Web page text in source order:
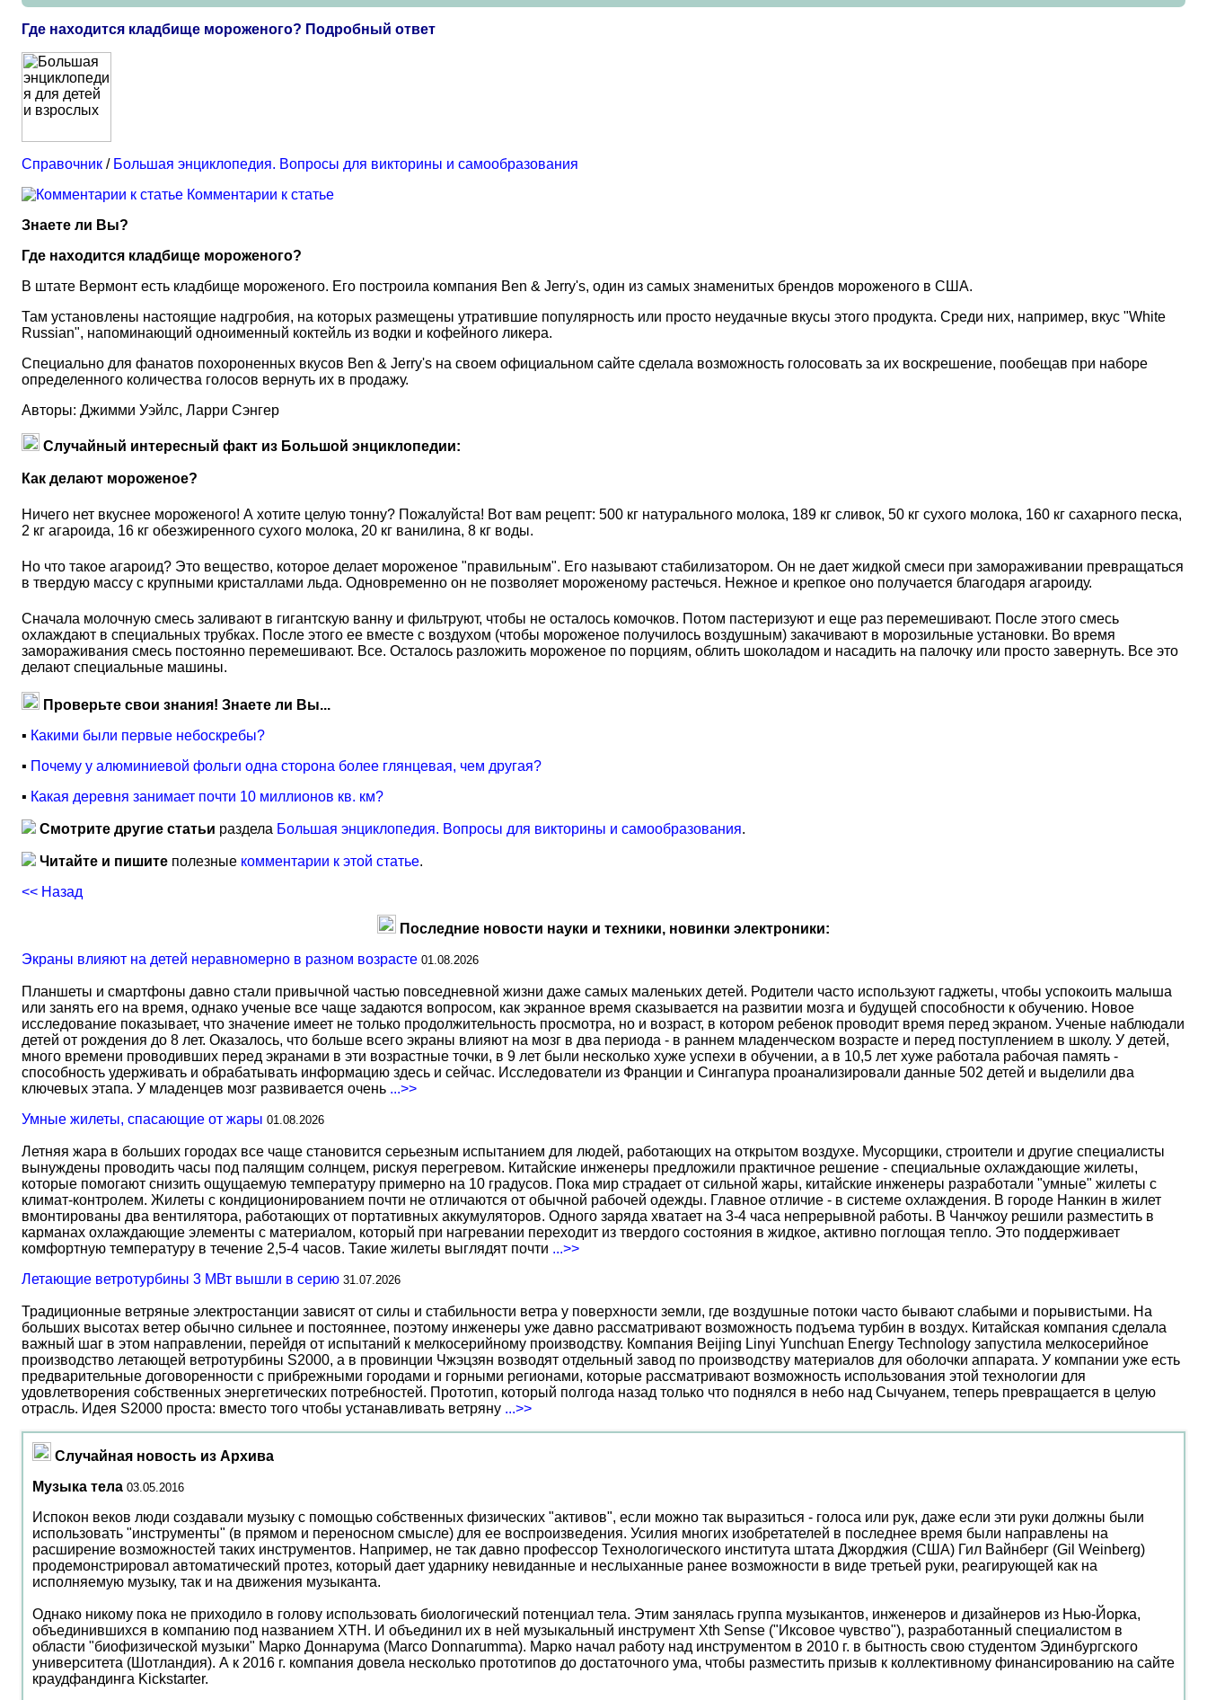
Где находится кладбище мороженого? Подробный ответ
Справочник / Большая энциклопедия. Вопросы для викторины и самообразования
Комментарии к статье
Знаете ли Вы?
Где находится кладбище мороженого?
В штате Вермонт есть кладбище мороженого. Его построила компания Ben & Jerry's, один из самых знаменитых брендов мороженого в США.
Там установлены настоящие надгробия, на которых размещены утратившие популярность или просто неудачные вкусы этого продукта. Среди них, например, вкус "White
Russian", напоминающий одноименный коктейль из водки и кофейного ликера.
Специально для фанатов похороненных вкусов Ben & Jerry's на своем официальном сайте сделала возможность голосовать за их воскрешение, пообещав при наборе
определенного количества голосов вернуть их в продажу.
Авторы: Джимми Уэйлс, Ларри Сэнгер
Случайный интересный факт из Большой энциклопедии:
Как делают мороженое?
Ничего нет вкуснее мороженого! А хотите целую тонну? Пожалуйста! Вот вам рецепт: 500 кг натурального молока, 189 кг сливок, 50 кг сухого молока, 160 кг сахарного песка,
2 кг агароида, 16 кг обезжиренного сухого молока, 20 кг ванилина, 8 кг воды.
Но что такое агароид? Это вещество, которое делает мороженое "правильным". Его называют стабилизатором. Он не дает жидкой смеси при замораживании превращаться
в твердую массу с крупными кристаллами льда. Одновременно он не позволяет мороженому растечься. Нежное и крепкое оно получается благодаря агароиду.
Сначала молочную смесь заливают в гигантскую ванну и фильтруют, чтобы не осталось комочков. Потом пастеризуют и еще раз перемешивают. После этого смесь
охлаждают в специальных трубках. После этого ее вместе с воздухом (чтобы мороженое получилось воздушным) закачивают в морозильные установки. Во время
замораживания смесь постоянно перемешивают. Все. Осталось разложить мороженое по порциям, облить шоколадом и насадить на палочку или просто завернуть. Все это
делают специальные машины.
Проверьте свои знания! Знаете ли Вы...
▪ Какими были первые небоскребы?
▪ Почему у алюминиевой фольги одна сторона более глянцевая, чем другая?
▪ Какая деревня занимает почти 10 миллионов кв. км?
Смотрите другие статьи раздела Большая энциклопедия. Вопросы для викторины и самообразования.
Читайте и пишите полезные комментарии к этой статье.
<< Назад
Последние новости науки и техники, новинки электроники:
Экраны влияют на детей неравномерно в разном возрасте 01.08.2026
Планшеты и смартфоны давно стали привычной частью повседневной жизни даже самых маленьких детей. Родители часто используют гаджеты, чтобы успокоить малыша
или занять его на время, однако ученые все чаще задаются вопросом, как экранное время сказывается на развитии мозга и будущей способности к обучению. Новое
исследование показывает, что значение имеет не только продолжительность просмотра, но и возраст, в котором ребенок проводит время перед экраном. Ученые наблюдали
детей от рождения до 8 лет. Оказалось, что больше всего экраны влияют на мозг в два периода - в раннем младенческом возрасте и перед поступлением в школу. У детей,
много времени проводивших перед экранами в эти возрастные точки, в 9 лет были несколько хуже успехи в обучении, а в 10,5 лет хуже работала рабочая память -
способность удерживать и обрабатывать информацию здесь и сейчас. Исследователи из Франции и Сингапура проанализировали данные 502 детей и выделили два
ключевых этапа. У младенцев мозг развивается очень ...>>
Умные жилеты, спасающие от жары 01.08.2026
Летняя жара в больших городах все чаще становится серьезным испытанием для людей, работающих на открытом воздухе. Мусорщики, строители и другие специалисты
вынуждены проводить часы под палящим солнцем, рискуя перегревом. Китайские инженеры предложили практичное решение - специальные охлаждающие жилеты,
которые помогают снизить ощущаемую температуру примерно на 10 градусов. Пока мир страдает от сильной жары, китайские инженеры разработали "умные" жилеты с
климат-контролем. Жилеты с кондиционированием почти не отличаются от обычной рабочей одежды. Главное отличие - в системе охлаждения. В городе Нанкин в жилет
вмонтированы два вентилятора, работающих от портативных аккумуляторов. Одного заряда хватает на 3-4 часа непрерывной работы. В Чанчжоу решили разместить в
карманах охлаждающие элементы с материалом, который при нагревании переходит из твердого состояния в жидкое, активно поглощая тепло. Это поддерживает
комфортную температуру в течение 2,5-4 часов. Такие жилеты выглядят почти ...>>
Летающие ветротурбины 3 МВт вышли в серию 31.07.2026
Традиционные ветряные электростанции зависят от силы и стабильности ветра у поверхности земли, где воздушные потоки часто бывают слабыми и порывистыми. На
больших высотах ветер обычно сильнее и постояннее, поэтому инженеры уже давно рассматривают возможность подъема турбин в воздух. Китайская компания сделала
важный шаг в этом направлении, перейдя от испытаний к мелкосерийному производству. Компания Beijing Linyi Yunchuan Energy Technology запустила мелкосерийное
производство летающей ветротурбины S2000, а в провинции Чжэцзян возводят отдельный завод по производству материалов для оболочки аппарата. У компании уже есть
предварительные договоренности с прибрежными городами и горными регионами, которые рассматривают возможность использования этой технологии для
удовлетворения собственных энергетических потребностей. Прототип, который полгода назад только что поднялся в небо над Сычуанем, теперь превращается в целую
отрасль. Идея S2000 проста: вместо того чтобы устанавливать ветряну ...>>
Случайная новость из Архива
Музыка тела 03.05.2016
Испокон веков люди создавали музыку с помощью собственных физических "активов", если можно так выразиться - голоса или рук, даже если эти руки должны были
использовать "инструменты" (в прямом и переносном смысле) для ее воспроизведения. Усилия многих изобретателей в последнее время были направлены на
расширение возможностей таких инструментов. Например, не так давно профессор Технологического института штата Джорджия (США) Гил Вайнберг (Gil Weinberg)
продемонстрировал автоматический протез, который дает ударнику невиданные и неслыханные ранее возможности в виде третьей руки, реагирующей как на
исполняемую музыку, так и на движения музыканта.
Однако никому пока не приходило в голову использовать биологический потенциал тела. Этим занялась группа музыкантов, инженеров и дизайнеров из Нью-Йорка,
объединившихся в компанию под названием XTH. И объединил их в ней музыкальный инструмент Xth Sense ("Иксовое чувство"), разработанный специалистом в
области "биофизической музыки" Марко Доннарума (Marco Donnarumma). Марко начал работу над инструментом в 2010 г. в бытность свою студентом Эдинбургского
университета (Шотландия). А к 2016 г. компания довела несколько прототипов до достаточного ума, чтобы разместить призыв к коллективному финансированию на сайте
краудфандинга Kickstarter.